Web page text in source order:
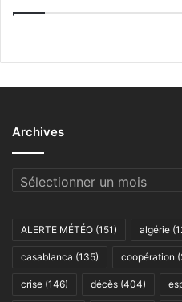
Archives
Archives
ALERTE MÉTÉO (151) algérie
casablanca (135) coopération
crise (146) décès (404)